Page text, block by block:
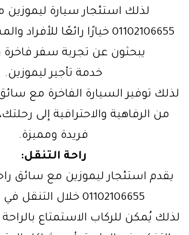
لذلك استئجار سيارة
01102106655 خيارًا رائعًا
يبحثون عن تجربة سفر فاخرة
خدمة تأجير ليموزين.
لذلك توفير السيارة الفاخرة مع
من الرفاهية والاحترافية إلى
فريدة ومميزة.
راحة التنقل:
يقدم استئجار ليموزين مع سائق
01102106655 خلال التنقل في المدينة.
لذلك يُمكن للركاب الاستمتاع